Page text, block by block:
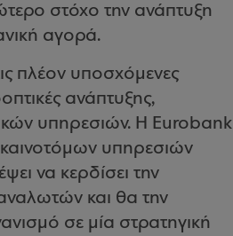
στόχο την ανάπτυξη
αγορά.
πλέον υποσχόμενες
ανάπτυξης,
υπηρεσιών. Η Eurobank
καινοτόμων υπηρεσιών
να κερδίσει την
και θα την
σε μία στρατηγική